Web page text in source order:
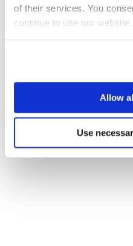
of their services. You
continue to use our
Allow
Use